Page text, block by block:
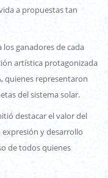
a propuestas tan
ganadores de cada
artística protagonizada
quienes representaron
del sistema solar.
destacar el valor del
y desarrollo
de todos quienes